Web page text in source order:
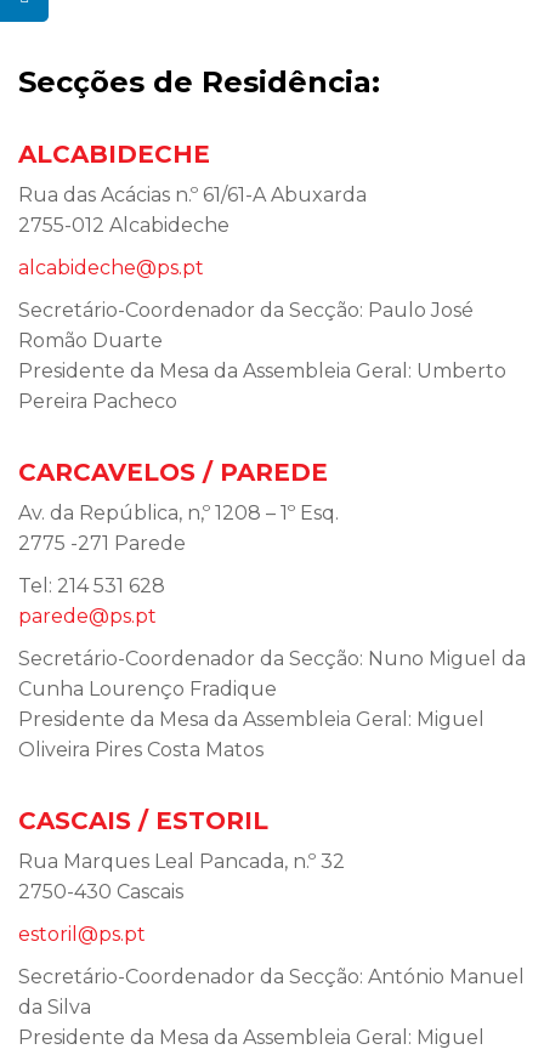
Secções de Residência:
ALCABIDECHE
Rua das Acácias n.º 61/61-A Abuxarda
2755-012 Alcabideche
alcabideche@ps.pt
Secretário-Coordenador da Secção: Paulo José
Romão Duarte
Presidente da Mesa da Assembleia Geral: Umberto
Pereira Pacheco
CARCAVELOS / PAREDE
Av. da República, n,º 1208 – 1º Esq.
2775 -271 Parede
Tel: 214 531 628
parede@ps.pt
Secretário-Coordenador da Secção: Nuno Miguel da
Cunha Lourenço Fradique
Presidente da Mesa da Assembleia Geral: Miguel
Oliveira Pires Costa Matos
CASCAIS / ESTORIL
Rua Marques Leal Pancada, n.º 32
2750-430 Cascais
estoril@ps.pt
Secretário-Coordenador da Secção: António Manuel
da Silva
Presidente da Mesa da Assembleia Geral: Miguel